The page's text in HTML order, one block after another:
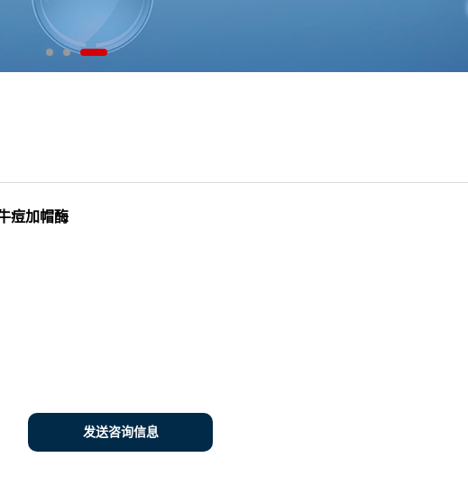
痘加帽酶
发送咨询信息